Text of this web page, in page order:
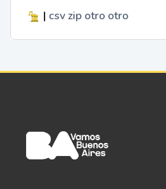
| csv zip otro otro